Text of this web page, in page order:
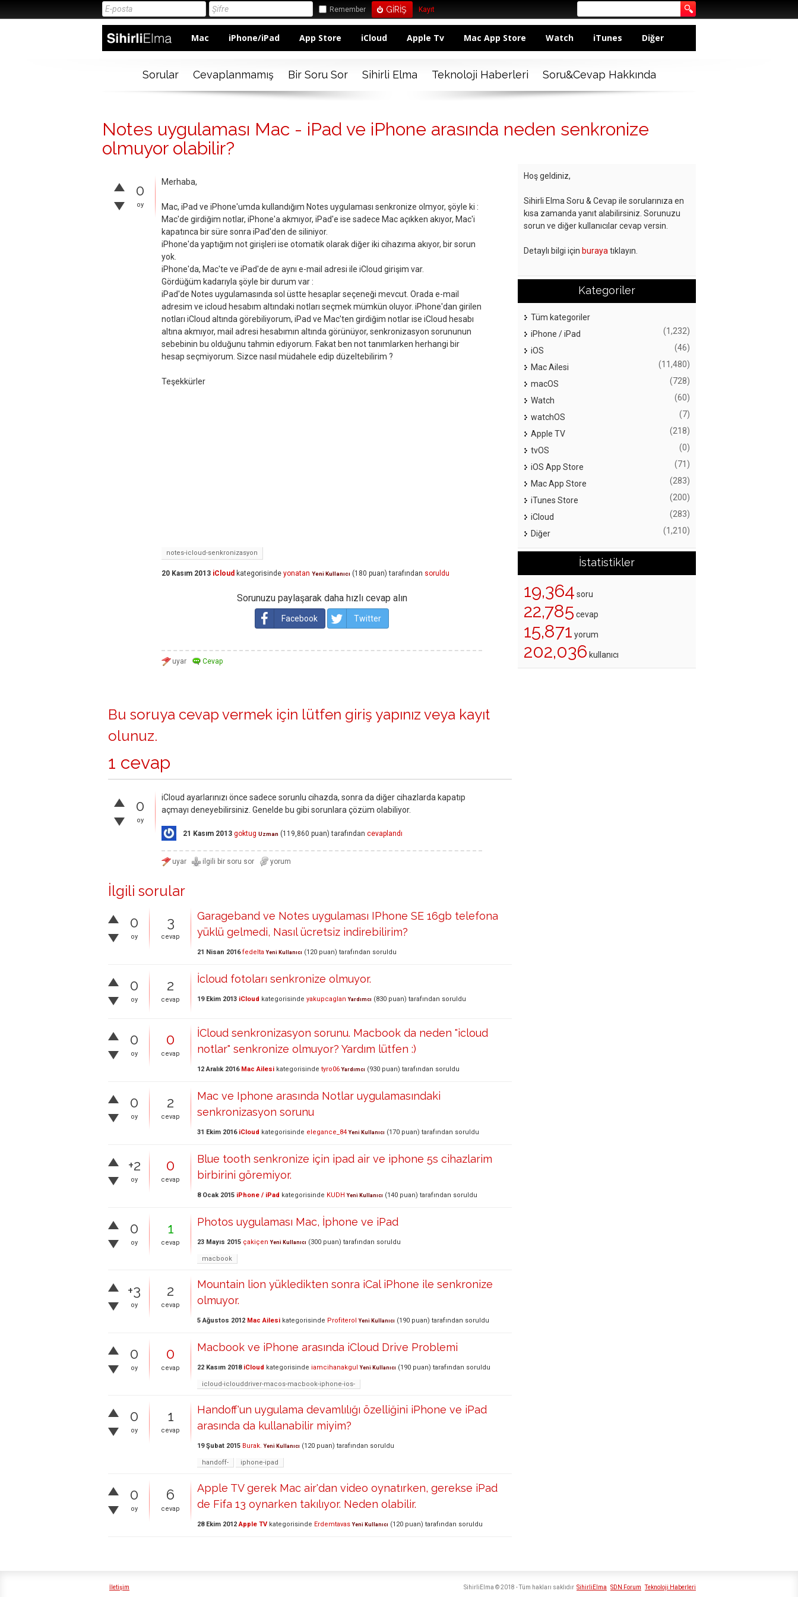
Remember Kayıt
Mac iPhone/iPad App Store iCloud Apple Tv Mac App Store Watch iTunes Diğer
Sorular Cevaplanmamış Bir Soru Sor Sihirli Elma Teknoloji Haberleri Soru&Cevap Hakkında
Notes uygulaması Mac - iPad ve iPhone arasında neden senkronize
olmuyor olabilir?
0
oy
Merhaba,
Mac, iPad ve iPhone'umda kullandığım Notes uygulaması senkronize olmyor, şöyle ki :
Mac'de girdiğim notlar, iPhone'a akmıyor, iPad'e ise sadece Mac açıkken akıyor, Mac'i
kapatınca bir süre sonra iPad'den de siliniyor.
iPhone'da yaptığım not girişleri ise otomatik olarak diğer iki cihazıma akıyor, bir sorun
yok.
iPhone'da, Mac'te ve iPad'de de aynı e-mail adresi ile iCloud girişim var.
Gördüğüm kadarıyla şöyle bir durum var :
iPad'de Notes uygulamasında sol üstte hesaplar seçeneği mevcut. Orada e-mail
adresim ve icloud hesabım altındaki notları seçmek mümkün oluyor. iPhone'dan girilen
notları iCloud altında görebiliyorum, iPad ve Mac'ten girdiğim notlar ise iCloud hesabı
altına akmıyor, mail adresi hesabımın altında görünüyor, senkronizasyon sorununun
sebebinin bu olduğunu tahmin ediyorum. Fakat ben not tanımlarken herhangi bir
hesap seçmiyorum. Sizce nasıl müdahele edip düzeltebilirim ?
Teşekkürler
notes-icloud-senkronizasyon
20 Kasım 2013 iCloud kategorisinde yonatan Yeni Kullanıcı (180 puan) tarafından soruldu
Sorunuzu paylaşarak daha hızlı cevap alın
Facebook Twitter
Bu soruya cevap vermek için lütfen giriş yapınız veya kayıt
olunuz.
1 cevap
0
oy
iCloud ayarlarınızı önce sadece sorunlu cihazda, sonra da diğer cihazlarda kapatıp
açmayı deneyebilirsiniz. Genelde bu gibi sorunlara çözüm olabiliyor.
21 Kasım 2013 goktug Uzman (119,860 puan) tarafından cevaplandı
İlgili sorular
0
oy
3
cevap
Garageband ve Notes uygulaması IPhone SE 16gb telefona
yüklü gelmedi, Nasıl ücretsiz indirebilirim?
21 Nisan 2016 fedelta Yeni Kullanıcı (120 puan) tarafından soruldu
0
oy
2
cevap
İcloud fotoları senkronize olmuyor.
19 Ekim 2013 iCloud kategorisinde yakupcaglan Yardımcı (830 puan) tarafından soruldu
0
oy
0
cevap
İCloud senkronizasyon sorunu. Macbook da neden "icloud
notlar" senkronize olmuyor? Yardım lütfen :)
12 Aralık 2016 Mac Ailesi kategorisinde tyro06 Yardımcı (930 puan) tarafından soruldu
0
oy
2
cevap
Mac ve Iphone arasında Notlar uygulamasındaki
senkronizasyon sorunu
31 Ekim 2016 iCloud kategorisinde elegance_84 Yeni Kullanıcı (170 puan) tarafından soruldu
+2
oy
0
cevap
Blue tooth senkronize için ipad air ve iphone 5s cihazlarim
birbirini göremiyor.
8 Ocak 2015 iPhone / iPad kategorisinde KUDH Yeni Kullanıcı (140 puan) tarafından soruldu
0
oy
1
cevap
Photos uygulaması Mac, İphone ve iPad
23 Mayıs 2015 çakiçen Yeni Kullanıcı (300 puan) tarafından soruldu
macbook
+3
oy
2
cevap
Mountain lion yükledikten sonra iCal iPhone ile senkronize
olmuyor.
5 Ağustos 2012 Mac Ailesi kategorisinde Profiterol Yeni Kullanıcı (190 puan) tarafından soruldu
0
oy
0
cevap
Macbook ve iPhone arasında iCloud Drive Problemi
22 Kasım 2018 iCloud kategorisinde iamcihanakgul Yeni Kullanıcı (190 puan) tarafından soruldu
icloud-iclouddriver-macos-macbook-iphone-ios-
0
oy
1
cevap
Handoff'un uygulama devamlılığı özelliğini iPhone ve iPad
arasında da kullanabilir miyim?
19 Şubat 2015 Burak. Yeni Kullanıcı (120 puan) tarafından soruldu
handoff- iphone-ipad
0
oy
6
cevap
Apple TV gerek Mac air'dan video oynatırken, gerekse iPad
de Fifa 13 oynarken takılıyor. Neden olabilir.
28 Ekim 2012 Apple TV kategorisinde Erdemtavas Yeni Kullanıcı (120 puan) tarafından soruldu
Hoş geldiniz,
Sihirli Elma Soru & Cevap ile sorularınıza en
kısa zamanda yanıt alabilirsiniz. Sorunuzu
sorun ve diğer kullanıcılar cevap versin.
Detaylı bilgi için buraya tıklayın.
Kategoriler
Tüm kategoriler
iPhone / iPad
(1,232)
iOS (46)
Mac Ailesi (11,480)
macOS (728)
Watch (60)
watchOS (7)
Apple TV (218)
tvOS (0)
iOS App Store (71)
Mac App Store (283)
iTunes Store (200)
iCloud (283)
Diğer (1,210)
İstatistikler
19,364 soru
22,785 cevap
15,871 yorum
202,036 kullanıcı
İletişim SihirliElma SDN Forum Teknoloji Haberleri
SihirliElma © 2018 - Tüm hakları saklıdır